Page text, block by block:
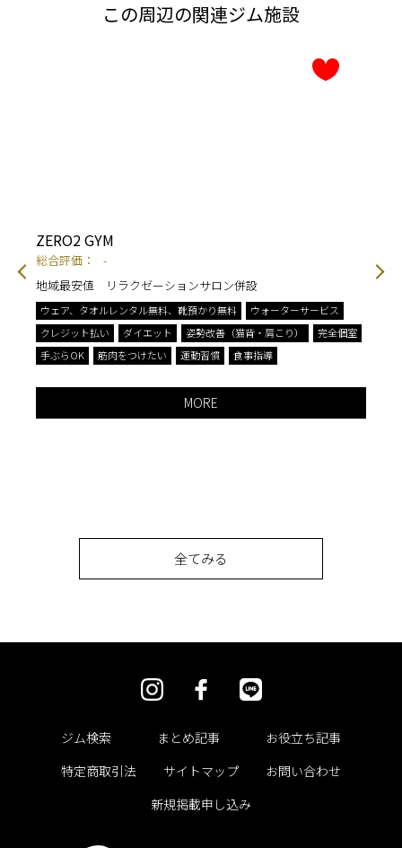
この周辺の関連ジム施設
ZERO2 GYM
総合評価：
-
地域最安値 リラクゼーションサロン併設
ウェア、タオルレンタル無料、靴預かり無料
ウォーターサービス
クレジット払い
ダイエット 姿勢改善（猫背・肩こり）
完全個室
手ぶらOK
筋肉をつけたい 運動習慣 食事指導
MORE
全てみる
ジム検索 まとめ記事
お役立ち記事
特定商取引法
サイトマップ
お問い合わせ
新規掲載申し込み